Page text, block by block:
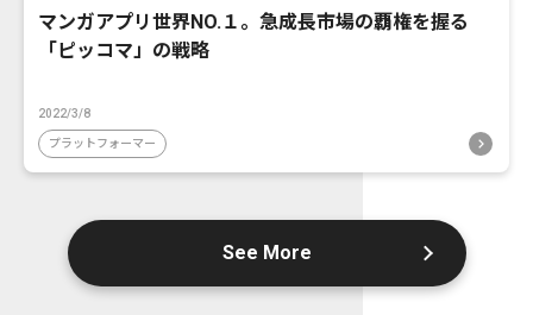
マンガアプリ世界NO.１。急成長市場の覇権を握る
「ピッコマ」の戦略
2022/3/8
プラットフォーマー
See More